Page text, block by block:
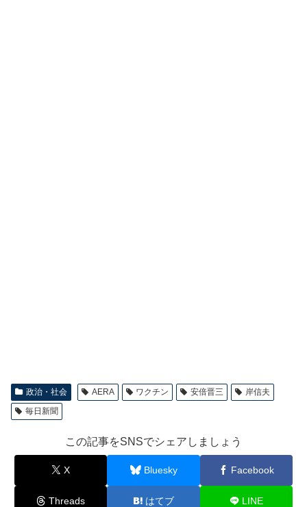
政治・社会 AERA ワクチン 安倍晋三
岸信夫
毎日新聞
この記事をSNSでシェアしましょう
X Bluesky Facebook
Threads はてブ LINE